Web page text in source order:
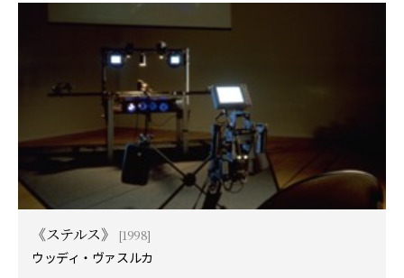
《ステルス》
[1998]
ウッディ・ヴァスルカ